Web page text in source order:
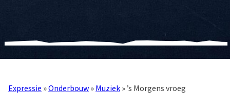
Expressie »Onderbouw » Muziek » ’s Morgens vroeg